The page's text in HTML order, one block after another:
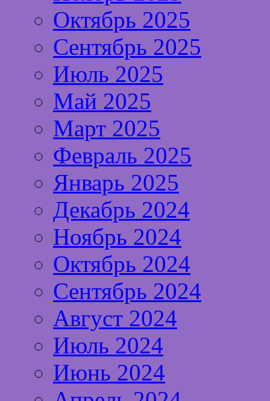
Октябрь 2025
Сентябрь 2025
Июль 2025
Май 2025
Март 2025
Февраль 2025
Январь 2025
Декабрь 2024
Ноябрь 2024
Октябрь 2024
Сентябрь 2024
Август 2024
Июль 2024
Июнь 2024